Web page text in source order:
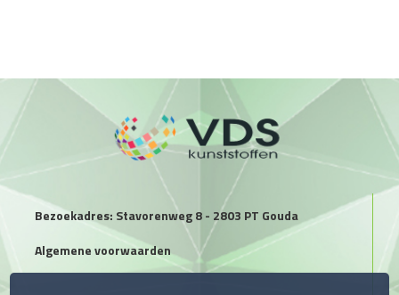
Bezoekadres: Stavorenweg 8 - 2803 PT Gouda
Algemene voorwaarden